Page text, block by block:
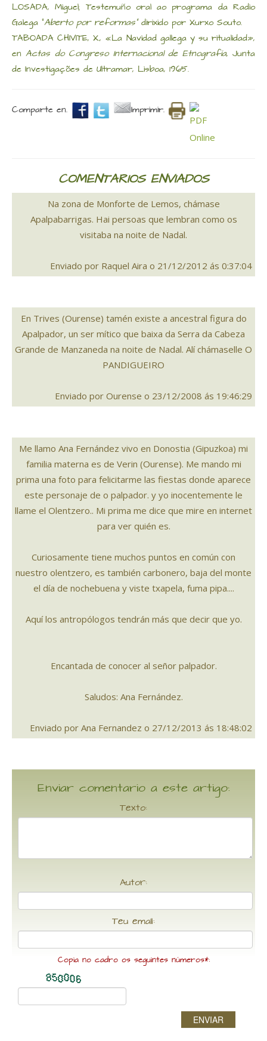
LOSADA, Miguel; Testemuño oral ao programa da Radio
Galega "Aberto por reformas"dirixido por Xurxo Souto.
TABOADA CHIVITE, X., «La Navidad gallega y su ritualidad»,
enActas do Congreso Internacional de Etnografía, Junta
de Investigações de Ultramar, Lisboa, 1965.
Comparte en. Imprimir.
COMENTARIOS ENVIADOS
Na zona de Monforte de Lemos, chámase
Apalpabarrigas. Hai persoas que lembran como os
visitaba na noite de Nadal.
Enviado por Raquel Aira o 21/12/2012 ás 0:37:04
En Trives (Ourense) tamén existe a ancestral figura do
Apalpador, un ser mítico que baixa da Serra da Cabeza
Grande de Manzaneda na noite de Nadal. Alí chámaselle O
PANDIGUEIRO
Enviado por Ourense o 23/12/2008 ás 19:46:29
Me llamo Ana Fernández vivo en Donostia (Gipuzkoa) mi
familia materna es de Verin (Ourense). Me mando mi
prima una foto para felicitarme las fiestas donde aparece
este personaje de o palpador. y yo inocentemente le
llame el Olentzero.. Mi prima me dice que mire en internet
para ver quién es.
Curiosamente tiene muchos puntos en común con
nuestro olentzero, es también carbonero, baja del monte
el día de nochebuena y viste txapela, fuma pipa....
Aquí los antropólogos tendrán más que decir que yo.
Encantada de conocer al señor palpador.
Saludos: Ana Fernández.
Enviado por Ana Fernandez o 27/12/2013 ás 18:48:02
Enviar comentario a este artigo:
Texto:
Autor:
Teu email:
Copia no cadro os seguintes números*:
ENVIAR